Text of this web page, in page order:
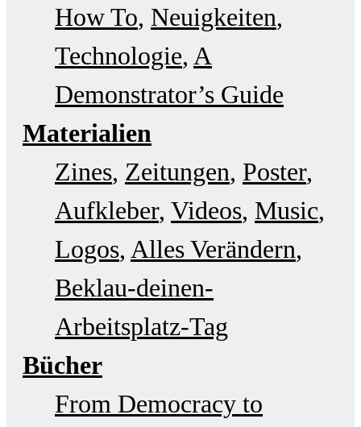
How To Neuigkeiten
Technologie A
Demonstrator’s Guide
Materialien
Zines Zeitungen Poster
Aufkleber Videos Music
Logos Alles Verändern
Beklau-deinen-
Arbeitsplatz-Tag
Bücher
From Democracy to